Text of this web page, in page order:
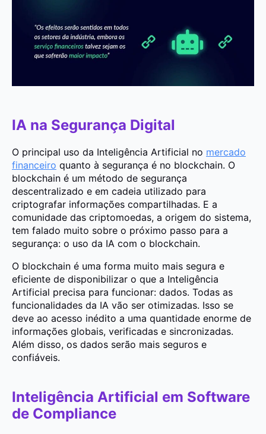
IA na Segurança Digital
O principal uso da Inteligência Artificial no mercado
financeiro quanto à segurança é no blockchain. O
blockchain é um método de segurança
descentralizado e em cadeia utilizado para
criptografar informações compartilhadas. E a
comunidade das criptomoedas, a origem do sistema,
tem falado muito sobre o próximo passo para a
segurança: o uso da IA com o blockchain.
O blockchain é uma forma muito mais segura e
eficiente de disponibilizar o que a Inteligência
Artificial precisa para funcionar: dados. Todas as
funcionalidades da IA vão ser otimizadas. Isso se
deve ao acesso inédito a uma quantidade enorme de
informações globais, verificadas e sincronizadas.
Além disso, os dados serão mais seguros e
confiáveis.
Inteligência Artificial em Software
de Compliance